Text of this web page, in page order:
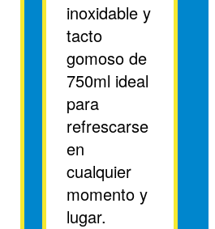
inoxidable y
tacto
gomoso de
750ml ideal
para
refrescarse
en
cualquier
momento y
lugar.